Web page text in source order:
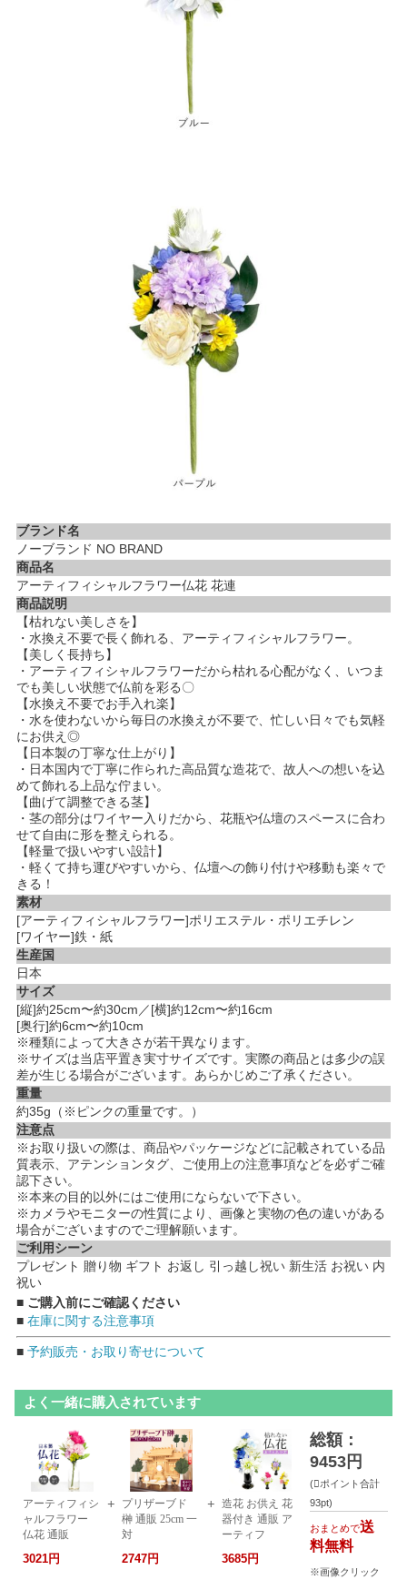
ブランド名
ノーブランド NO BRAND
商品名
アーティフィシャルフラワー仏花 花連
商品説明
【枯れない美しさを】
・水換え不要で長く飾れる、アーティフィシャルフラワー。
【美しく長持ち】
・アーティフィシャルフラワーだから枯れる心配がなく、いつま
でも美しい状態で仏前を彩る〇
【水換え不要でお手入れ楽】
・水を使わないから毎日の水換えが不要で、忙しい日々でも気軽
にお供え◎
【日本製の丁寧な仕上がり】
・日本国内で丁寧に作られた高品質な造花で、故人への想いを込
めて飾れる上品な佇まい。
【曲げて調整できる茎】
・茎の部分はワイヤー入りだから、花瓶や仏壇のスペースに合わ
せて自由に形を整えられる。
【軽量で扱いやすい設計】
・軽くて持ち運びやすいから、仏壇への飾り付けや移動も楽々で
きる！
素材
[アーティフィシャルフラワー]ポリエステル・ポリエチレン
[ワイヤー]鉄・紙
生産国
日本
サイズ
[縦]約25cm〜約30cm／[横]約12cm〜約16cm
[奥行]約6cm〜約10cm
※種類によって大きさが若干異なります。
※サイズは当店平置き実寸サイズです。実際の商品とは多少の誤
差が生じる場合がございます。あらかじめご了承ください。
重量
約35g（※ピンクの重量です。）
注意点
※お取り扱いの際は、商品やパッケージなどに記載されている品
質表示、アテンションタグ、ご使用上の注意事項などを必ずご確
認下さい。
※本来の目的以外にはご使用にならないで下さい。
※カメラやモニターの性質により、画像と実物の色の違いがある
場合がございますのでご理解願います。
ご利用シーン
プレゼント 贈り物 ギフト お返し 引っ越し祝い 新生活 お祝い 内
祝い
■ ご購入前にご確認ください
■ 在庫に関する注意事項
■ 予約販売・お取り寄せについて